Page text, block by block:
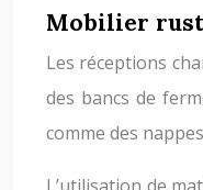
Mobilier
Les réceptions
des bancs de
comme des